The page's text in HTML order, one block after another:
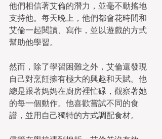
他們相信著艾倫的潛力，並毫不動搖地
支持他。每天晚上，他們都會花時間和
艾倫一起閱讀、寫作，並以遊戲的方式
幫助他學習。
然而，除了學習困難之外，艾倫還發現
自己對烹飪擁有極大的興趣和天賦。他
總是跟著媽媽在廚房裡忙碌，觀察著她
的每一個動作。他喜歡嘗試不同的食
譜，並用自己獨特的方式調配食材。